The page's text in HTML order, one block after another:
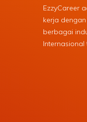
EzzyCareer
kerja
berbagai